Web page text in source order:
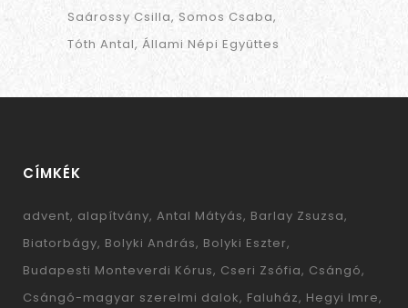
Saárossy Csilla Somos Csaba
Tóth Antal Állami Népi Együttes
CÍMKÉK
advent alapítvány Antal Mátyás Barlay Zsuzsa
Biatorbágy Bolyki András Bolyki Eszter
Budapesti Monteverdi Kórus Cseri Zsófia Csángó
Csángó-magyar szerelmi dalok Faluház Hegyi Imre